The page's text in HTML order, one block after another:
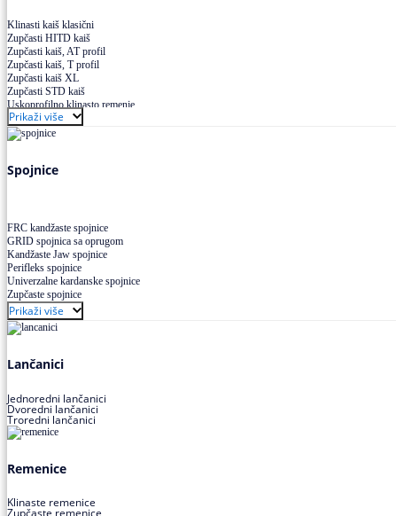
Klinasti kaiš klasični
Zupčasti HITD kaiš
Zupčasti kaiš, AT profil
Zupčasti kaiš, T profil
Zupčasti kaiš XL
Zupčasti STD kaiš
Uskoprofilno klinasto remenje
Uskoprofilno klinasto remenje spojeno
Uskoprofilno klinasto remenje XP extra power
Višekanalno remenje PJ,PK
Prikaži više
Spojnice
FRC kandžaste spojnice
GRID spojnica sa oprugom
Kandžaste Jaw spojnice
Perifleks spojnice
Univerzalne kardanske spojnice
Zupčaste spojnice
Prikaži više
Lančanici
Jednoredni lančanici
Dvoredni lančanici
Troredni lančanici
Remenice
Klinaste remenice